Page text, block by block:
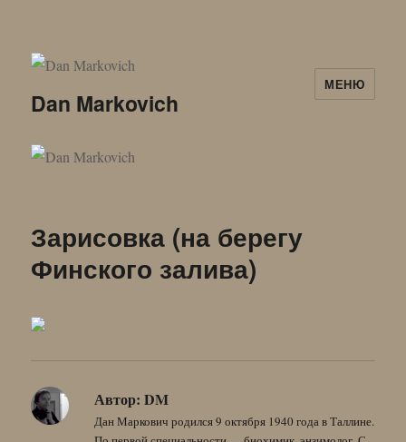
Dan Markovich
МЕНЮ
Зарисовка (на берегу
Финского залива)
Автор: DM
Дан Маркович родился 9 октября 1940 года в Таллине.